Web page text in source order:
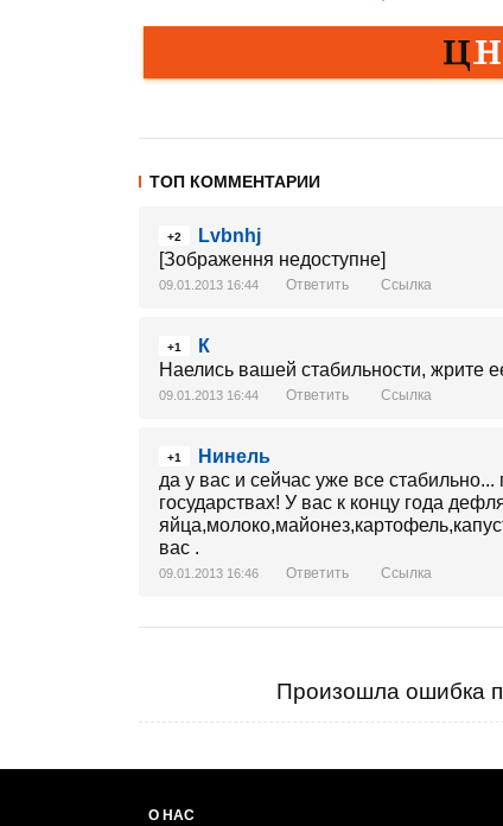
ТОП КОММЕНТАРИИ
+2
Lvbnhj
[Зображення недоступне]
09.01.2013 16:44 Ответить Ссылка
+1
К
Наелись вашей стабильности, жрите
09.01.2013 16:44 Ответить Ссылка
+1
Нинель
да у вас и сейчас уже все
государствах! У вас к концу года
вас .
09.01.2013 16:46 Ответить Ссылка
Произошла ошибка
О НАС